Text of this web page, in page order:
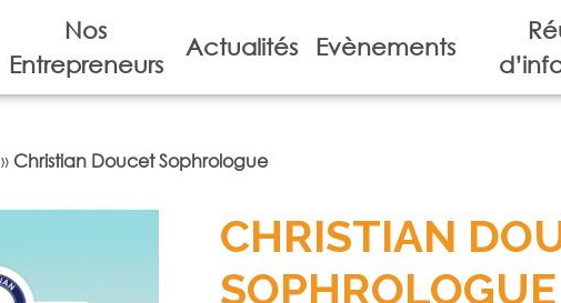
Nos
Entrepreneurs
Actualités Evènements
» Christian Doucet Sophrologue
CHRISTIAN
SOPHROLOGUE